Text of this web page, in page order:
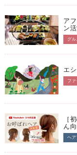
ア
ン
グル
エ
ファ
［
ん
ヘア